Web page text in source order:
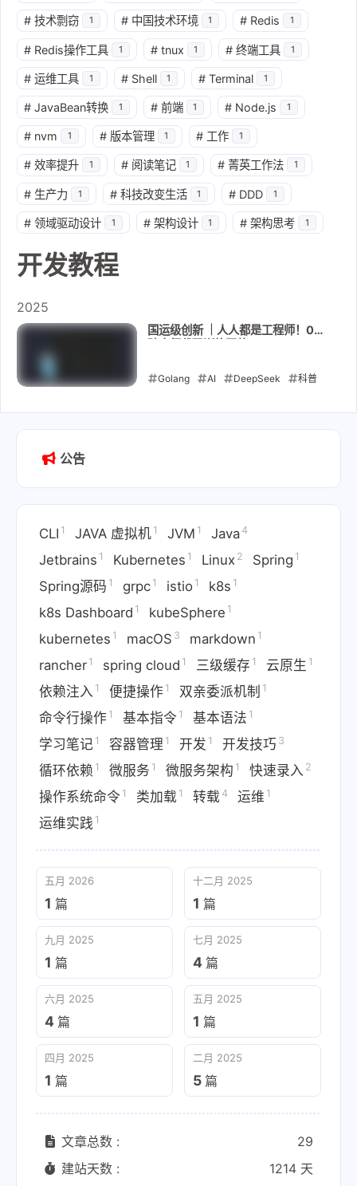
# 技术剽窃 1 # 中国技术环境 1 # Redis 1
# Redis操作工具 1 # tnux 1 # 终端工具 1
# 运维工具 1 # Shell 1 # Terminal 1
# JavaBean转换 1 # 前端 1 # Node.js 1
# nvm 1 # 版本管理 1 # 工作 1
# 效率提升 1 # 阅读笔记 1 # 菁英工作法 1
# 生产力 1 # 科技改变生活 1 # DDD 1
# 领域驱动设计 1 # 架构设计 1 # 架构思考 1
开发教程
2025
国运级创新 ｜人人都是工程师！0基
Golang AI DeepSeek 科普
2025-02-14
公告
CLI 1 JAVA 虚拟机 1 JVM 1 Java 4
Jetbrains 1 Kubernetes 1 Linux 2 Spring 1
Spring源码 1 grpc 1 istio 1 k8s 1
k8s Dashboard 1 kubeSphere 1
kubernetes 1 macOS 3 markdown 1
rancher 1 spring cloud 1 三级缓存 1 云原生 1
依赖注入 1 便捷操作 1 双亲委派机制 1
命令行操作 1 基本指令 1 基本语法 1
学习笔记 1 容器管理 1 开发 1 开发技巧 3
循环依赖 1 微服务 1 微服务架构 1 快速录入 2
操作系统命令 1 类加载 1 转载 4 运维 1
运维实践 1
五月 2026
1 篇
十二月 2025
1 篇
九月 2025
1 篇
七月 2025
4 篇
六月 2025
4 篇
五月 2025
1 篇
四月 2025
1 篇
二月 2025
5 篇
文章总数 :
29
建站天数 :
1214 天